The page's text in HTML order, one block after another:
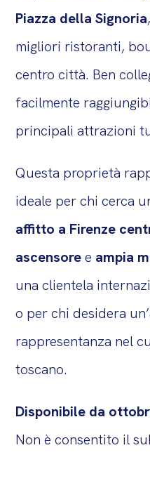
Piazza della Signoria,
migliori ristoranti,
centro città. Ben
facilmente
principali attrazioni
Questa proprietà
ideale per chi cerca
affitto a Firenze
ascensoree ampia
una clientela
o per chi desidera
rappresentanza nel
toscano.
Disponibile da
Non è consentito il